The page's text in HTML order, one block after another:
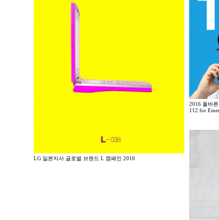
LG 일본지사 글로벌 브랜드 L 캠페인 2010
2016 올바
112 for